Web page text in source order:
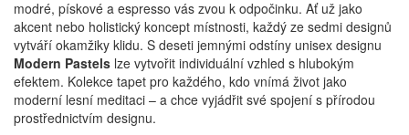
modré, pískové a espresso vás zvou k odpočinku. Ať už jako
akcent nebo holistický koncept místnosti, každý ze sedmi designů
vytváří okamžiky klidu. S deseti jemnými odstíny unisex designu
Modern Pastels lze vytvořit individuální vzhled s hlubokým
efektem. Kolekce tapet pro každého, kdo vnímá život jako
moderní lesní meditaci – a chce vyjádřit své spojení s přírodou
prostřednictvím designu.